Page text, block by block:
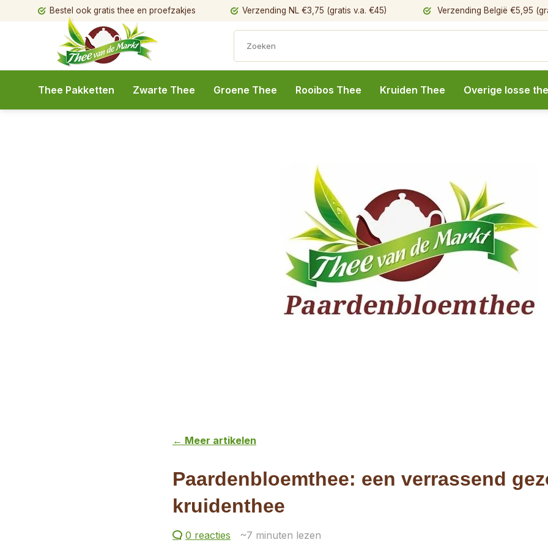
Bestel ook gratis thee en proefzakjes Verzending NL €3,75 (gratis v.a. €45) Verzending België €5,95
Thee Pakketten Zwarte Thee Groene Thee Rooibos Thee Kruiden Thee Overige losse
← Meer artikelen
Paardenbloemthee: een verrassend
kruidenthee
0 reacties ~7 minuten lezen